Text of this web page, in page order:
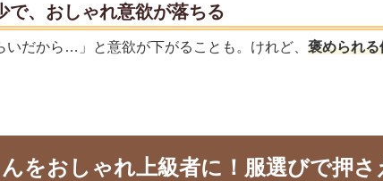
で、おしゃれ意欲が落ちる
いだから…」と意欲が下がることも。けれど、 褒められ
をおしゃれ上級者に！服選びで押